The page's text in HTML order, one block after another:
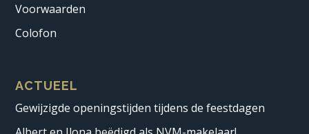
Voorwaarden
Colofon
ACTUEEL
Gewijzigde openingstijden tijdens de feestdagen